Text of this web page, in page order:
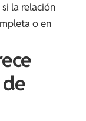
la relación
o en